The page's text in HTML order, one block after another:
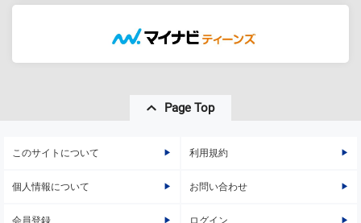
Page Top
このサイトについて 利用規約
個人情報について お問い合わせ